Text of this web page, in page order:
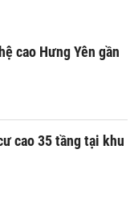
cao Hưng Yên gần
cao 35 tầng tại khu